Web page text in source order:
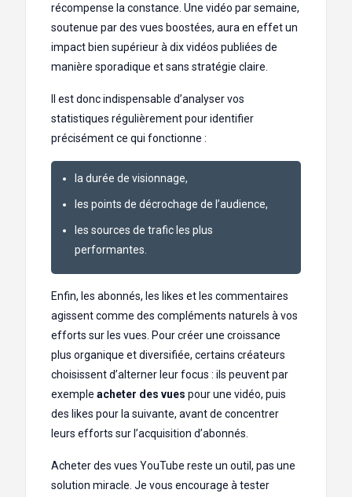
récompense la constance. Une vidéo par semaine,
soutenue par des vues boostées, aura en effet un
impact bien supérieur à dix vidéos publiées de
manière sporadique et sans stratégie claire.
Il est donc indispensable d’analyser vos
statistiques régulièrement pour identifier
précisément ce qui fonctionne :
la durée de visionnage,
les points de décrochage de l’audience,
les sources de trafic les plus
performantes.
Enfin, les abonnés, les likes et les commentaires
agissent comme des compléments naturels à vos
efforts sur les vues. Pour créer une croissance
plus organique et diversifiée, certains créateurs
choisissent d’alterner leur focus : ils peuvent par
exemple acheter des vues pour une vidéo, puis
des likes pour la suivante, avant de concentrer
leurs efforts sur l’acquisition d’abonnés.
Acheter des vues YouTube reste un outil, pas une
solution miracle. Je vous encourage à tester